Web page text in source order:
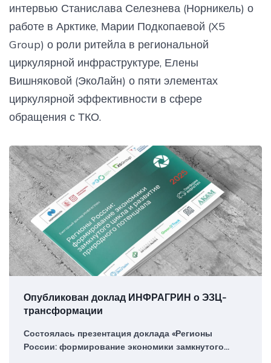
интервью Станислава Селезнева (Норникель) о
работе в Арктике, Марии Подкопаевой (X5
Group) о роли ритейла в региональной
циркулярной инфраструктуре, Елены
Вишняковой (ЭкоЛайн) о пяти элементах
циркулярной эффективности в сфере
обращения с ТКО.
Опубликован доклад ИНФРАГРИН о ЭЗЦ-
трансформации
Состоялась презентация доклада «Регионы
России: формирование экономики замкнутого